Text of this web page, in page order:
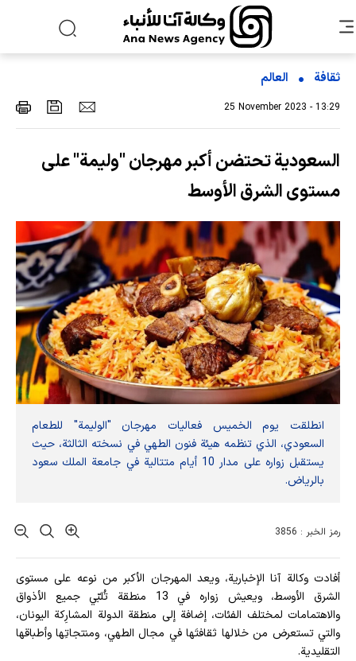
ثقافة العالم
25 November 2023 - 13:29
السعودية تحتضن أكبر مهرجان "وليمة" على
مستوى الشرق الأوسط
انطلقت یوم الخميس فعاليات مهرجان "الوليمة" للطعام
السعودي، الذي تنظمه هيئة فنون الطهي في نسخته الثالثة، حيث
يستقبل زواره على مدار 10 أيام متتالية في جامعة الملك سعود
بالرياض.
رمز الخبر : 3856
أفادت وکالة آنا الإخباریة، ويعد المهرجان الأكبر من نوعه على مستوى
الشرق الأوسط، ويعيش زواره في 13 منطقة تُلبّي جميع الأذواق
والاهتمامات لمختلف الفئات، إضافة إلى منطقة الدولة المشارِكة اليونان،
والتي تستعرض من خلالها ثقافتَها في مجال الطهي، ومنتجاتِها وأطباقها
التقليدية.